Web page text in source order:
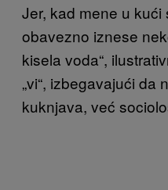
Jer, kad mene u
obavezno iznese
kisela voda“,
„vi“, izbegavajući da
kuknjava, već